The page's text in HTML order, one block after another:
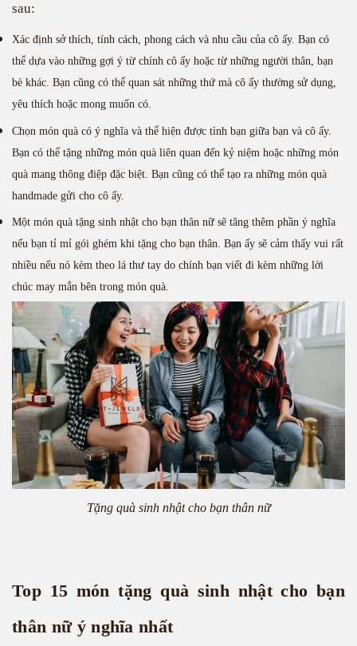
sau:
Xác định sở thích, tính cách, phong cách và nhu cầu của cô ấy. Bạn có
thể dựa vào những gợi ý từ chính cô ấy hoặc từ những người thân, bạn
bè khác. Bạn cũng có thể quan sát những thứ mà cô ấy thường sử dụng,
yêu thích hoặc mong muốn có.
Chọn món quà có ý nghĩa và thể hiện được tình bạn giữa bạn và cô ấy.
Bạn có thể tặng những món quà liên quan đến kỷ niệm hoặc những món
quà mang thông điệp đặc biệt. Bạn cũng có thể tạo ra những món quà
handmade gửi cho cô ấy.
Một món quà tặng sinh nhật cho bạn thân nữ sẽ tăng thêm phần ý nghĩa
nếu bạn tỉ mỉ gói ghém khi tặng cho bạn thân. Bạn ấy sẽ cảm thấy vui rất
nhiều nếu nó kèm theo lá thư tay do chính bạn viết đi kèm những lời
chúc may mắn bên trong món quà.
Tặng quà sinh nhật cho bạn thân nữ
Top 15 món tặng quà sinh nhật cho bạn
thân nữ ý nghĩa nhất